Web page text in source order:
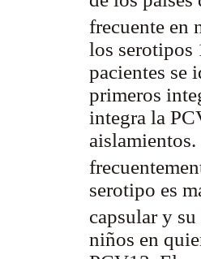
frecuente en
los serotipos
pacientes se
primeros
integra la
serotipo es
capsular y
niños en